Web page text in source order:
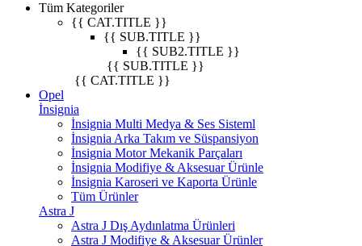
Tüm Kategoriler
{{ CAT.TITLE }}
{{ SUB.TITLE }}
{{ SUB2.TITLE }}
{{ SUB.TITLE }}
{{ CAT.TITLE }}
Opel
İnsignia
İnsignia Multi Medya & Ses Sisteml
İnsignia Arka Takım ve Süspansiyon
İnsignia Motor Mekanik Parçaları
İnsignia Modifiye & Aksesuar Ürünle
İnsignia Karoseri ve Kaporta Ürünle
Tüm Ürünler
Astra J
Astra J Dış Aydınlatma Ürünleri
Astra J Modifiye & Aksesuar Ürünler